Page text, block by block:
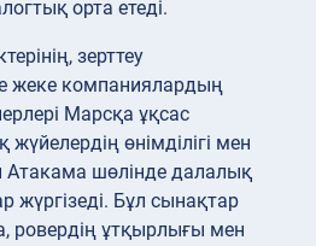
орта етеді.
зерттеу
жеке компаниялардың
Марсқа ұқсас
өнімділігі мен
Атакама шөлінде далалық
жүргізеді. Бұл сынақтар
ровердің ұтқырлығы мен